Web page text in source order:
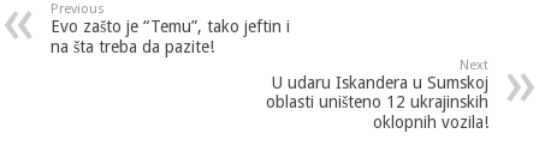
Previous
Evo zašto je “Temu”, tako jeftin i
na šta treba da pazite!
Next
U udaru Iskandera u Sumskoj
oblasti uništeno 12 ukrajinskih
oklopnih vozila!